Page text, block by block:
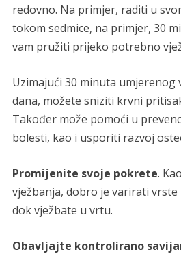
redovno. Na primjer, raditi u
tokom sedmice, na primjer, 30
vam pružiti prijeko potrebno
Uzimajući 30 minuta umjerenog
dana, možete sniziti krvni
Također može pomoći u
bolesti, kao i usporiti razvoj
Promijenite svoje pokrete.
vježbanja, dobro je varirati
dok vježbate u vrtu.
Obavljajte kontrolirano